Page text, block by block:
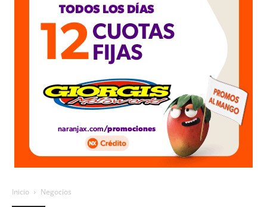
Inicio Negocios